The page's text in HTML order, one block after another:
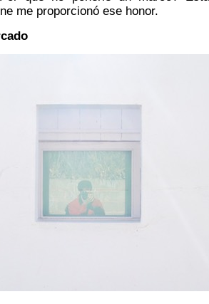
me proporcionó ese honor.